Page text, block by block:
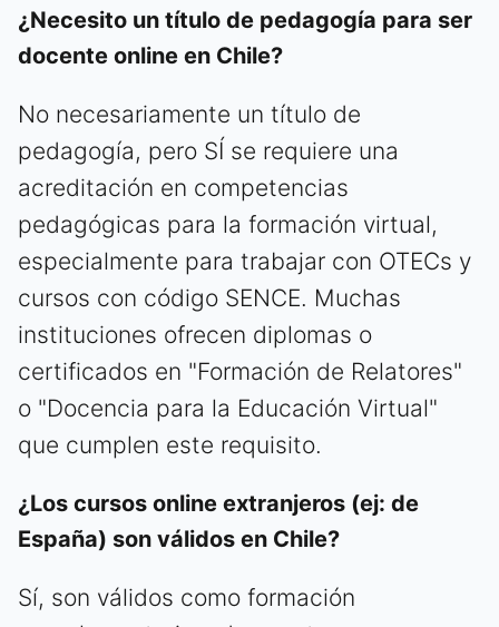
¿Necesito un título de pedagogía para ser
docente online en Chile?
No necesariamente un título de
pedagogía, pero SÍ se requiere una
acreditación en competencias
pedagógicas para la formación virtual,
especialmente para trabajar con OTECs y
cursos con código SENCE. Muchas
instituciones ofrecen diplomas o
certificados en "Formación de Relatores"
o "Docencia para la Educación Virtual"
que cumplen este requisito.
¿Los cursos online extranjeros (ej: de
España) son válidos en Chile?
Sí, son válidos como formación